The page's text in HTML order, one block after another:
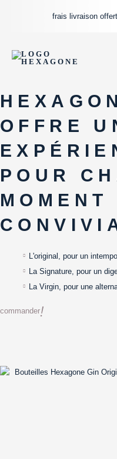
frais livraison
OFFRE
POUR
MOMENT
L'original, pour un
La Signature, pour un
La Virgin, pour une
commander